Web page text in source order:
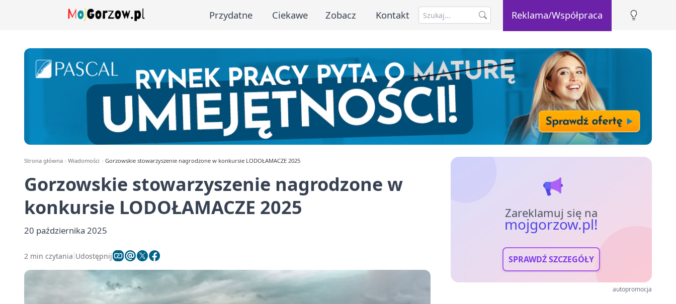
Przydatne Ciekawe Zobacz Kontakt Reklama/Współpraca
Strona główna Wiadomości Gorzowskie stowarzyszenie nagrodzone w konkursie LODOŁAMACZE 2025
Gorzowskie stowarzyszenie nagrodzone w
konkursie LODOŁAMACZE 2025
20 października 2025
2 min czytania Udostępnij
Zareklamuj się na
mojgorzow.pl!
SPRAWDŹ SZCZEGÓŁY
autopromocja